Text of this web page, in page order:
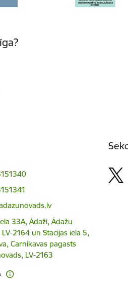
33A, Ādaži, Ādažu
2164 un Stacijas iela 5,
Carnikavas pagasts
LV-2163